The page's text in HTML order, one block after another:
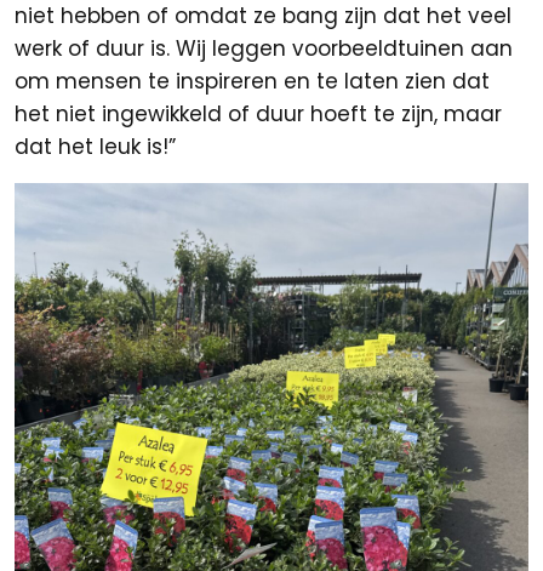
niet hebben of omdat ze bang zijn dat het veel
werk of duur is. Wij leggen voorbeeldtuinen aan
om mensen te inspireren en te laten zien dat
het niet ingewikkeld of duur hoeft te zijn, maar
dat het leuk is!”